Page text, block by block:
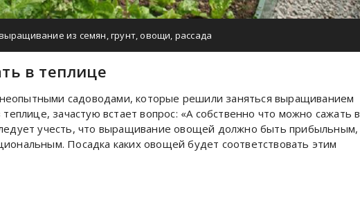
из семян,грунт,овощи, рассада
в теплице
садоводами, которые решили заняться выращиванием
зачастую встает вопрос: «А собственно что можно сажать в
учесть, что выращивание овощей должно быть прибыльным,
Посадка каких овощей будет соответствовать этим